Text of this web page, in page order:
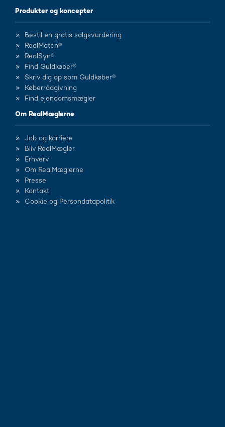
Produkter og koncepter
Bestil en gratis salgsvurdering
RealMatch®
RealSyn®
Find Guldkøber®
Skriv dig op som Guldkøber®
Køberrådgivning
Find ejendomsmægler
Om RealMæglerne
Job og karriere
Bliv RealMægler
Erhverv
Om RealMæglerne
Presse
Kontakt
Cookie og Persondatapolitik